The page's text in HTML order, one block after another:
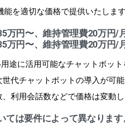
能を適切な価格で提供いたします
万円〜、維持管理費20万円/
万円〜、維持管理費20万円/
途に活用可能なチャットボット
代チャットボットの導入が可能
、利用会話数などで価格は変動
ては要件によって異なります